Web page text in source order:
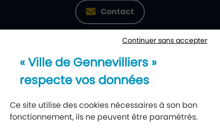
Contact
Newsletter
Continuer sans accepter
« Ville de Gennevilliers »
respecte vos données
Ce site utilise des cookies nécessaires à son bon
fonctionnement, ils ne peuvent être paramétrés.